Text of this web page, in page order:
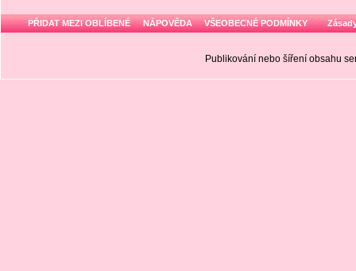
PŘIDAT MEZI OBLÍBENÉ NÁPOVĚDA VŠEOBECNÉ PODMÍNKY
Publikování nebo šíření obsahu